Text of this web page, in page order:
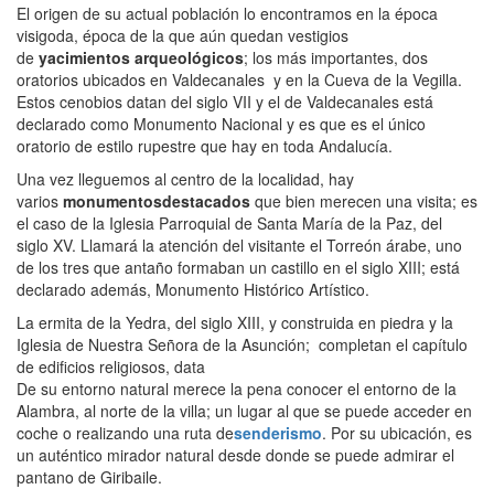
El origen de su actual población lo encontramos en la época
visigoda, época de la que aún quedan vestigios
de yacimientos arqueológicos; los más importantes, dos
oratorios ubicados en Valdecanales y en la Cueva de la Vegilla.
Estos cenobios datan del siglo VII y el de Valdecanales está
declarado como Monumento Nacional y es que es el único
oratorio de estilo rupestre que hay en toda Andalucía.
Una vez lleguemos al centro de la localidad, hay
varios monumentosdestacados que bien merecen una visita; es
el caso de la Iglesia Parroquial de Santa María de la Paz, del
siglo XV. Llamará la atención del visitante el Torreón árabe, uno
de los tres que antaño formaban un castillo en el siglo XIII; está
declarado además, Monumento Histórico Artístico.
La ermita de la Yedra, del siglo XIII, y construida en piedra y la
Iglesia de Nuestra Señora de la Asunción; completan el capítulo
de edificios religiosos, data
De su entorno natural merece la pena conocer el entorno de la
Alambra, al norte de la villa; un lugar al que se puede acceder en
coche o realizando una ruta desenderismo. Por su ubicación, es
un auténtico mirador natural desde donde se puede admirar el
pantano de Giribaile.